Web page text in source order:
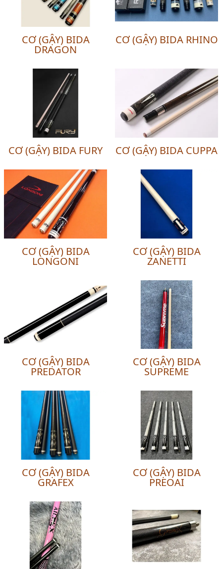
CƠ (GẬY) BIDA
DRAGON
CƠ (GẬY) BIDA RHINO
CƠ (GẬY) BIDA FURY CƠ (GẬY) BIDA CUPPA
CƠ (GẬY) BIDA
LONGONI
CƠ (GẬY) BIDA
ZANETTI
CƠ (GẬY) BIDA
PREDATOR
CƠ (GẬY) BIDA
SUPREME
CƠ (GẬY) BIDA
GRAFEX
CƠ (GẬY) BIDA
PREOAI